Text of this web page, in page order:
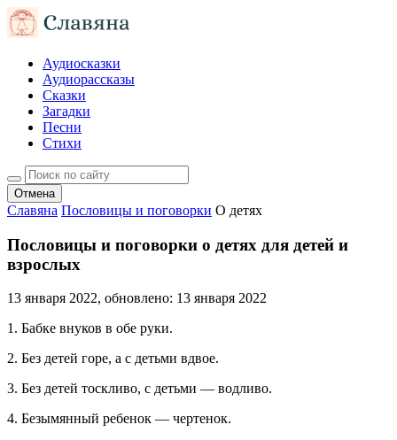
Аудиосказки
Аудиорассказы
Сказки
Загадки
Песни
Стихи
Отмена
Славяна Пословицы и поговорки О детях
Пословицы и поговорки о детях для детей и
взрослых
13 января 2022, обновлено: 13 января 2022
1. Бабке внуков в обе руки.
2. Без детей горе, а с детьми вдвое.
3. Без детей тоскливо, с детьми — водливо.
4. Безымянный ребенок — чертенок.